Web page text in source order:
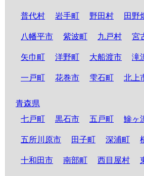
普代村 岩手町 野田村 田野
八幡平市 紫波町 九戸村 宮
矢巾町 洋野町 大船渡市 滝
一戸町 花巻市 雫石町 北上
青森県
七戸町
黒石市 五戸町 鰺ヶ
五所川原市 田子町 深浦町
十和田市 南部町 西目屋村